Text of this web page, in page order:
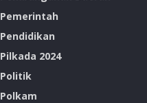
Pemerintah
Pendidikan
Pilkada 2024
Politik
Polkam